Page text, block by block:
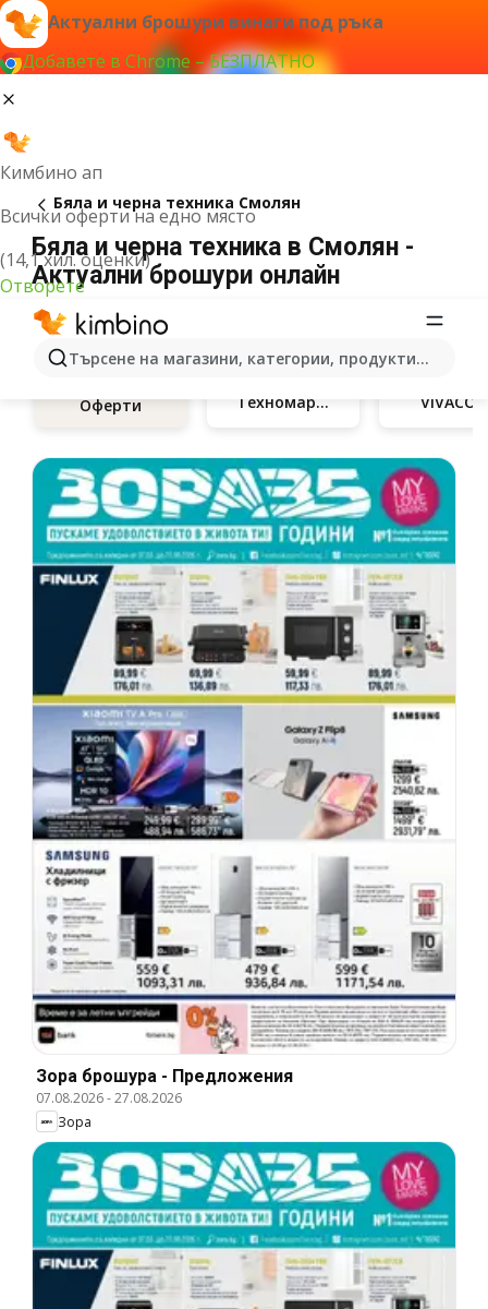
Актуални брошури винаги под ръка
Добавете в Chrome – БЕЗПЛАТНО
Кимбино ап
Всички оферти на едно място
(14,1 хил. оценки)
Отворете
Търсене на магазини, категории, продукти...
Бяла и черна техника Смолян
Бяла и черна техника в Смолян -
Актуални брошури онлайн
Оферти Техномаркет
Зора брошура - Предложения
07.08.2026-27.08.2026
Зора